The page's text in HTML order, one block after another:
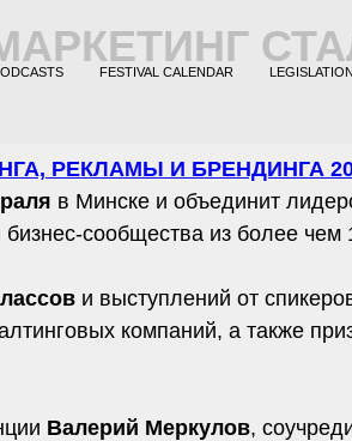
FESTIVAL CALENDAR LEGISLATION
РЕКЛАМЫ И БРЕНДИНГА
в Минске и объединит
сообщества из более чем
и выступлений от
компаний, а также
Валерий Меркулов,